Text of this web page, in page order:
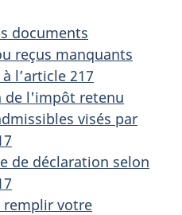
documents
reçus manquants
l’article 217
de l'impôt retenu
visés par
de déclaration selon
remplir votre